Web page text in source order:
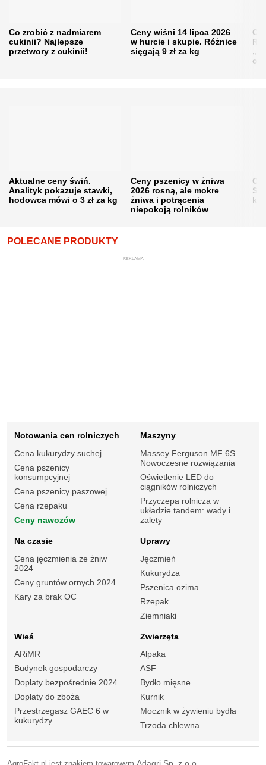
Co zrobić z nadmiarem
cukinii? Najlepsze
przetwory z cukinii!
Ceny wiśni 14 lipca 2026
w hurcie i skupie. Różnice
sięgają 9 zł za kg
Aktualne ceny świń.
Analityk pokazuje stawki,
hodowca mówi o 3 zł za kg
Ceny pszenicy w żniwa
2026 rosną, ale mokre
żniwa i potrącenia
niepokoją rolników
POLECANE PRODUKTY
REKLAMA
Notowania cen rolniczych
Cena kukurydzy suchej
Cena pszenicy
konsumpcyjnej
Cena pszenicy paszowej
Cena rzepaku
Ceny nawozów
Maszyny
Massey Ferguson MF 6S.
Nowoczesne rozwiązania
Oświetlenie LED do
ciągników rolniczych
Przyczepa rolnicza w
układzie tandem: wady i
zalety
Na czasie
Cena jęczmienia ze żniw
2024
Ceny gruntów ornych 2024
Kary za brak OC
Uprawy
Jęczmień
Kukurydza
Pszenica ozima
Rzepak
Ziemniaki
Wieś
ARiMR
Budynek gospodarczy
Dopłaty bezpośrednie 2024
Dopłaty do zboża
Przestrzegasz GAEC 6 w
kukurydzy
Zwierzęta
Alpaka
ASF
Bydło mięsne
Kurnik
Mocznik w żywieniu bydła
Trzoda chlewna